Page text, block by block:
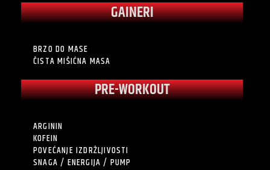
GAINERI
BRZO DO MASE
ČISTA MIŠIĆNA MASA
PRE-WORKOUT
ARGININ
KOFEIN
POVEĆANJE IZDRŽLJIVOSTI
SNAGA / ENERGIJA / PUMP